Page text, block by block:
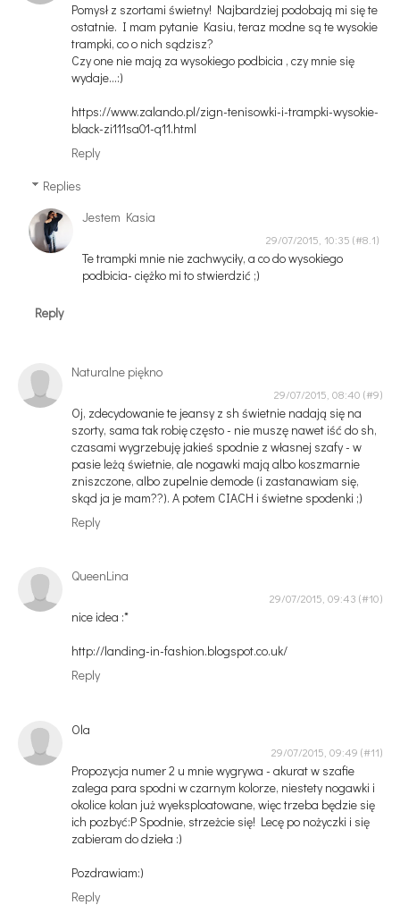
Pomysł z szortami świetny! Najbardziej podobają mi się te
ostatnie. I mam pytanie Kasiu, teraz modne są te wysokie
trampki, co o nich sądzisz?
Czy one nie mają za wysokiego podbicia , czy mnie się
wydaje...:)
https://www.zalando.pl/zign-tenisowki-i-trampki-wysokie-
black-zi111sa01-q11.html
Reply
Replies
Jestem Kasia
29/07/2015, 10:35
Te trampki mnie nie zachwyciły, a co do wysokiego
podbicia- ciężko mi to stwierdzić ;)
Reply
Naturalne piękno
29/07/2015, 08:40
Oj, zdecydowanie te jeansy z sh świetnie nadają się na
szorty, sama tak robię często - nie muszę nawet iść do sh,
czasami wygrzebuję jakieś spodnie z własnej szafy - w
pasie leżą świetnie, ale nogawki mają albo koszmarnie
zniszczone, albo zupelnie demode (i zastanawiam się,
skąd ja je mam??). A potem CIACH i świetne spodenki ;)
Reply
QueenLina
29/07/2015, 09:43
nice idea :*
http://landing-in-fashion.blogspot.co.uk/
Reply
Ola
29/07/2015, 09:49
Propozycja numer 2 u mnie wygrywa - akurat w szafie
zalega para spodni w czarnym kolorze, niestety nogawki i
okolice kolan już wyeksploatowane, więc trzeba będzie się
ich pozbyć:P Spodnie, strzeżcie się! Lecę po nożyczki i się
zabieram do dzieła :)
Pozdrawiam:)
Reply